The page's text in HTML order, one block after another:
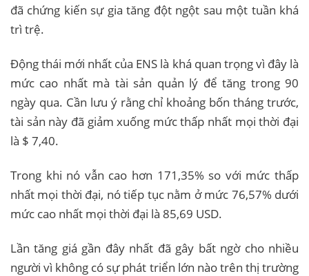
đã chứng kiến ​​sự gia tăng đột ngột sau một tuần khá
trì trệ.
Động thái mới nhất của ENS là khá quan trọng vì đây là
mức cao nhất mà tài sản quản lý để tăng trong 90
ngày qua. Cần lưu ý rằng chỉ khoảng bốn tháng trước,
tài sản này đã giảm xuống mức thấp nhất mọi thời đại
là $ 7,40.
Trong khi nó vẫn cao hơn 171,35% so với mức thấp
nhất mọi thời đại, nó tiếp tục nằm ở mức 76,57% dưới
mức cao nhất mọi thời đại là 85,69 USD.
Lần tăng giá gần đây nhất đã gây bất ngờ cho nhiều
người vì không có sự phát triển lớn nào trên thị trường